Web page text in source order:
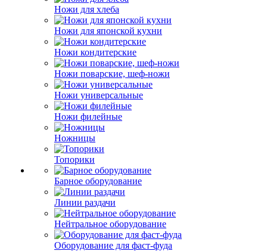
Ножи для хлеба
Ножи для японской кухни
Ножи кондитерские
Ножи поварские, шеф-ножи
Ножи универсальные
Ножи филейные
Ножницы
Топорики
Барное оборудование
Линии раздачи
Нейтральное оборудование
Оборудование для фаст-фуда